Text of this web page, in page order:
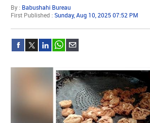
By : Babushahi Bureau
First Published :Sunday, Aug 10, 2025 07:52 PM